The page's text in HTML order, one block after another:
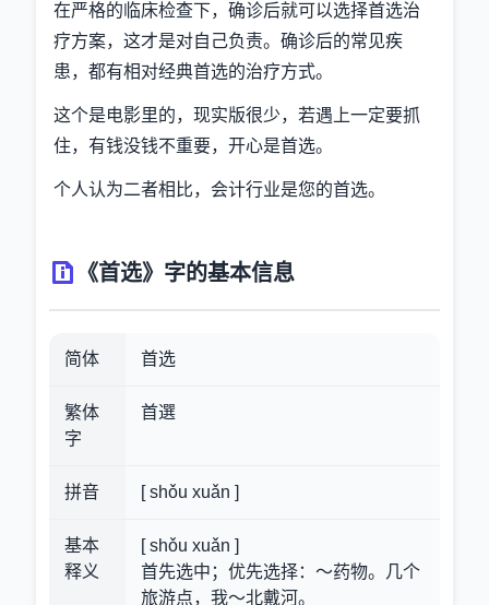
在严格的临床检查下，确诊后就可以选择首选治
疗方案，这才是对自己负责。确诊后的常见疾
患，都有相对经典首选的治疗方式。
这个是电影里的，现实版很少，若遇上一定要抓
住，有钱没钱不重要，开心是首选。
个人认为二者相比，会计行业是您的首选。
《首选》字的基本信息
简体 首选
繁体
字
首選
拼音 [ shǒu xuǎn ]
基本
释义
[ shǒu xuǎn ]
首先选中；优先选择：～药物。几个
旅游点，我～北戴河。